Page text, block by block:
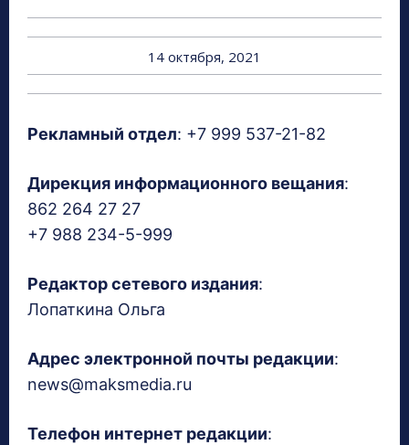
14 октября, 2021
Рекламный отдел: +7 999 537-21-82
Дирекция информационного вещания:
862 264 27 27
+7 988 234-5-999
Редактор сетевого издания:
Лопаткина Ольга
Адрес электронной почты редакции:
news@maksmedia.ru
Телефон интернет редакции: